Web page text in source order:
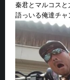
秦君とマルコス
語っいる俺達チ